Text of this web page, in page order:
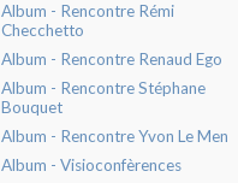
Album - Rencontre Rémi
Checchetto
Album - Rencontre Renaud Ego
Album - Rencontre Stéphane
Bouquet
Album - Rencontre Yvon Le Men
Album - Visioconfèrences